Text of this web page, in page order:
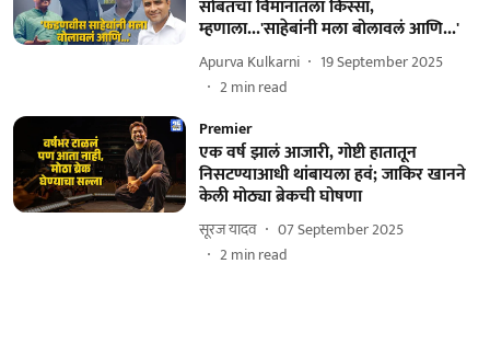
सोबतचा विमानातला किस्सा,
म्हणाला...'साहेबांनी मला बोलावलं आणि...'
Apurva Kulkarni
19 September 2025
2min read
Premier
एक वर्ष झालं आजारी, गोष्टी हातातून
निसटण्याआधी थांबायला हवं; जाकिर खानने
केली मोठ्या ब्रेकची घोषणा
सूरज यादव
07 September 2025
2min read